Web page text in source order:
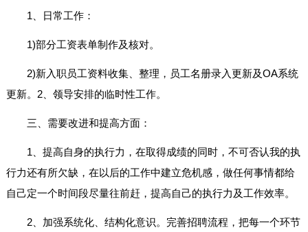
1、日常工作：
1)部分工资表单制作及核对。
2)新入职员工资料收集、整理，员工名册录入更新及OA系统
更新。2、领导安排的临时性工作。
三、需要改进和提高方面：
1、提高自身的执行力，在取得成绩的同时，不可否认我的执
行力还有所欠缺，在以后的工作中建立危机感，做任何事情都给
自己定一个时间段尽量往前赶，提高自己的执行力及工作效率。
2、加强系统化、结构化意识。完善招聘流程，把每一个环节